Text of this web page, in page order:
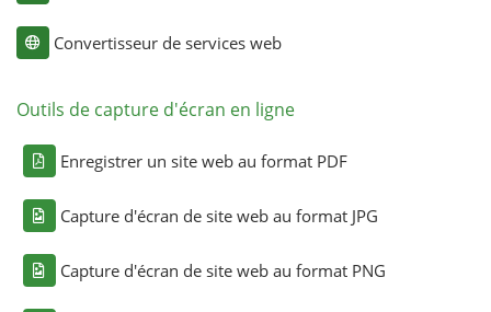
Convertisseur de services web
Outils de capture d'écran en ligne
Enregistrer un site web au format PDF
Capture d'écran de site web au format JPG
Capture d'écran de site web au format PNG